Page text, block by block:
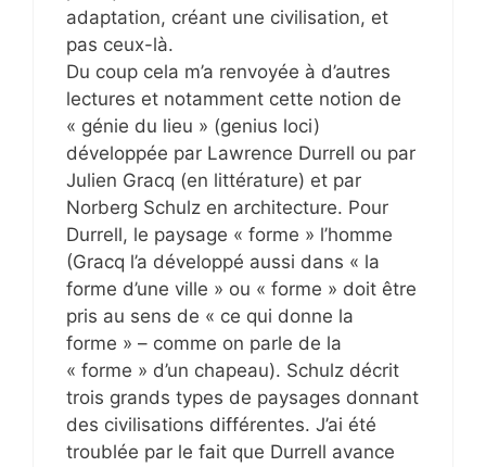
adaptation, créant une civilisation, et
pas ceux-là.
Du coup cela m’a renvoyée à d’autres
lectures et notamment cette notion de
« génie du lieu » (genius loci)
développée par Lawrence Durrell ou par
Julien Gracq (en littérature) et par
Norberg Schulz en architecture. Pour
Durrell, le paysage « forme » l’homme
(Gracq l’a développé aussi dans « la
forme d’une ville » ou « forme » doit être
pris au sens de « ce qui donne la
forme » – comme on parle de la
« forme » d’un chapeau). Schulz décrit
trois grands types de paysages donnant
des civilisations différentes. J’ai été
troublée par le fait que Durrell avance